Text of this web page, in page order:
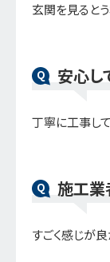
玄関を見るとう
Q 安心し
丁寧に工事して
Q 施工業
すごく感じが良